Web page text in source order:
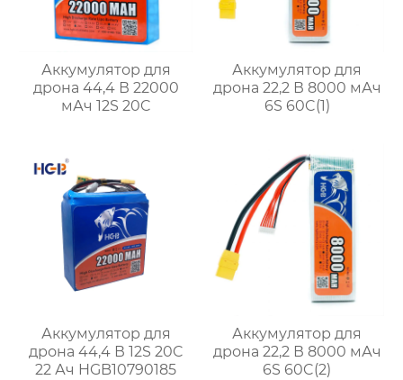
Аккумулятор для
дрона 44,4 В 22000
мАч 12S 20C
Аккумулятор для
дрона 22,2 В 8000 мАч
6S 60C(1)
Аккумулятор для
дрона 44,4 В 12S 20C
22 Ач HGB10790185
Аккумулятор для
дрона 22,2 В 8000 мАч
6S 60C(2)